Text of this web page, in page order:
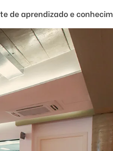
de aprendizado e